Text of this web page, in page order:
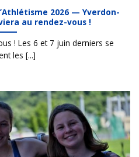
2026 — Yverdon-
au rendez-vous !
! Les 6 et 7 juin derniers se
les [...]